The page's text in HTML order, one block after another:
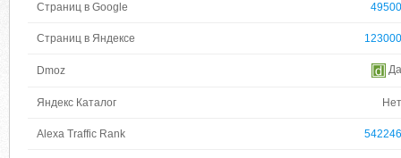
Страниц в Google 49500
Страниц в Яндексе 123000
Dmoz Да
Яндекс Каталог Нет
Alexa Traffic Rank 542246